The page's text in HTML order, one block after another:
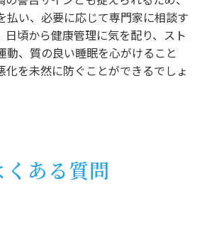
払い、必要に応じて専門家に相談す
日頃から健康管理に気を配り、スト
動、質の良い睡眠を心がけること
化を未然に防ぐことができるでしょ
くある質問